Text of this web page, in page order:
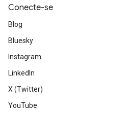
Conecte-se
Blog
Bluesky
Instagram
LinkedIn
X (Twitter)
YouTube